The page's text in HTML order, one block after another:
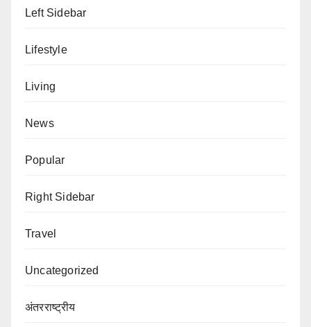
Left Sidebar
Lifestyle
Living
News
Popular
Right Sidebar
Travel
Uncategorized
अंतरराष्ट्रीय